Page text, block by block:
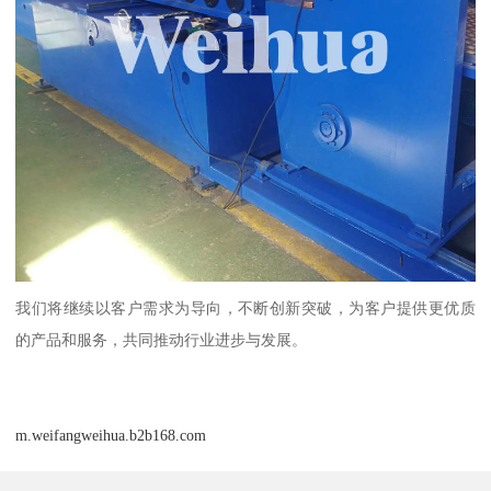
我们将继续以客户需求为导向，不断创新突破，为客户提供更优质
的产品和服务，共同推动行业进步与发展。
m.weifangweihua.b2b168.com